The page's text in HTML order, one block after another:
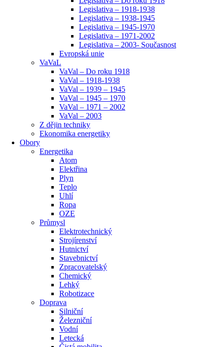
Legislativa – 1918-1938
Legislativa – 1938-1945
Legislativa – 1945-1970
Legislativa – 1971-2002
Legislativa – 2003- Současnost
Evropská unie
VaVaL
VaVal – Do roku 1918
VaVal – 1918-1938
VaVal – 1939 – 1945
VaVal – 1945 – 1970
VaVal – 1971 – 2002
VaVal – 2003
Z dějin techniky
Ekonomika energetiky
Obory
Energetika
Atom
Elektřina
Plyn
Teplo
Uhlí
Ropa
OZE
Průmysl
Elektrotechnický
Strojírenství
Hutnictví
Stavebnictví
Zpracovatelský
Chemický
Lehký
Robotizace
Doprava
Silniční
Železniční
Vodní
Letecká